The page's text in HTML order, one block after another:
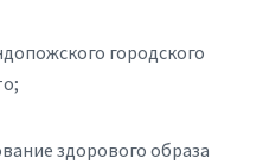
городского
здорового образа